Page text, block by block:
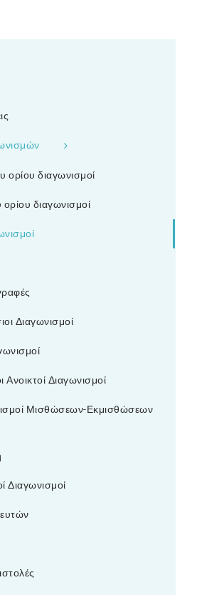
ορίου διαγωνισμοί
διαγωνισμοί
Διαγωνισμοί
Ανοικτοί Διαγωνισμοί
Μισθώσεων-Εκμισθώσεων
Διαγωνισμοί